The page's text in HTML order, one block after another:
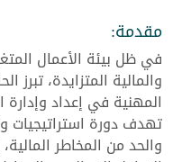
مقدمة:
في ظل بيئة الأعمال
والمالية المتزايدة، تبرز
المهنية في إعداد وإدارة
تهدف دورة استراتيجيات
والحد من المخاطر